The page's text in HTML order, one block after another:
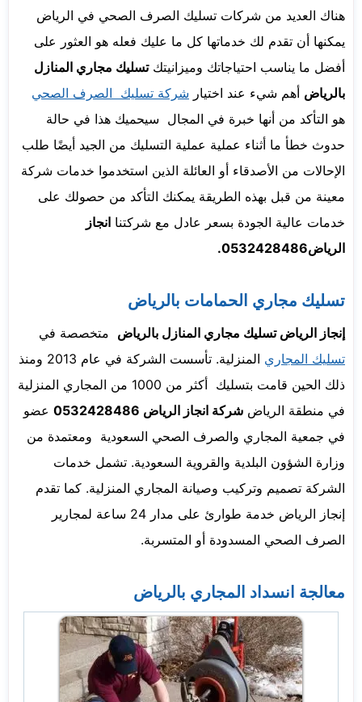
هناك العديد من شركات تسليك الصرف الصحي في الرياض
يمكنها أن تقدم لك خدماتها كل ما عليك فعله هو العثور على
أفضل ما يناسب احتياجاتك وميزانيتكتسليك مجاري المنازل
بالرياض أهم شيء عند اختيار شركة تسليك الصرف الصحي
هو التأكد من أنها خبرة في المجال سيحميك هذا في حالة
حدوث خطأ ما أثناء عملية عملية التسليك من الجيد أيضًا طلب
الإحالات من الأصدقاء أو العائلة الذين استخدموا خدمات شركة
معينة من قبل بهذه الطريقة يمكنك التأكد من حصولك على
خدمات عالية الجودة بسعر عادل مع شركتنا انجاز
الرياض0532428486.
تسليك مجاري الحمامات بالرياض
إنجاز الرياض تسليك مجاري المنازل بالرياض متخصصة في
تسليك المجاري
المنزلية. تأسست الشركة في عام 2013 ومنذ
ذلك الحين قامت بتسليك أكثر من 1000 من المجاري المنزلية
في منطقة الرياض شركة انجاز الرياض 0532428486
عضو
في جمعية المجاري والصرف الصحي السعودية ومعتمدة من
وزارة الشؤون البلدية والقروية السعودية. تشمل خدمات
الشركة تصميم وتركيب وصيانة المجاري المنزلية. كما تقدم
إنجاز الرياض خدمة طوارئ على مدار 24 ساعة لمجارير
الصرف الصحي المسدودة أو المتسربة.
معالجة انسداد المجاري بالرياض